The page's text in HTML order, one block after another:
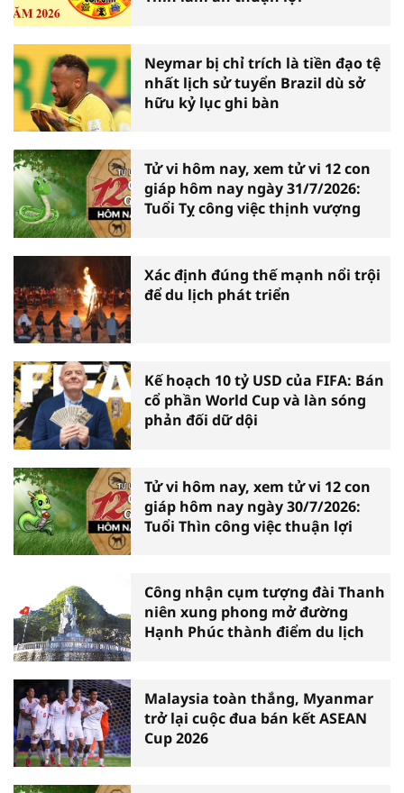
Neymar bị chỉ trích là tiền đạo tệ
nhất lịch sử tuyển Brazil dù sở
hữu kỷ lục ghi bàn
Tử vi hôm nay, xem tử vi 12 con
giáp hôm nay ngày 31/7/2026:
Tuổi Tỵ công việc thịnh vượng
Xác định đúng thế mạnh nổi trội
để du lịch phát triển
Kế hoạch 10 tỷ USD của FIFA: Bán
cổ phần World Cup và làn sóng
phản đối dữ dội
Tử vi hôm nay, xem tử vi 12 con
giáp hôm nay ngày 30/7/2026:
Tuổi Thìn công việc thuận lợi
Công nhận cụm tượng đài Thanh
niên xung phong mở đường
Hạnh Phúc thành điểm du lịch
Malaysia toàn thắng, Myanmar
trở lại cuộc đua bán kết ASEAN
Cup 2026